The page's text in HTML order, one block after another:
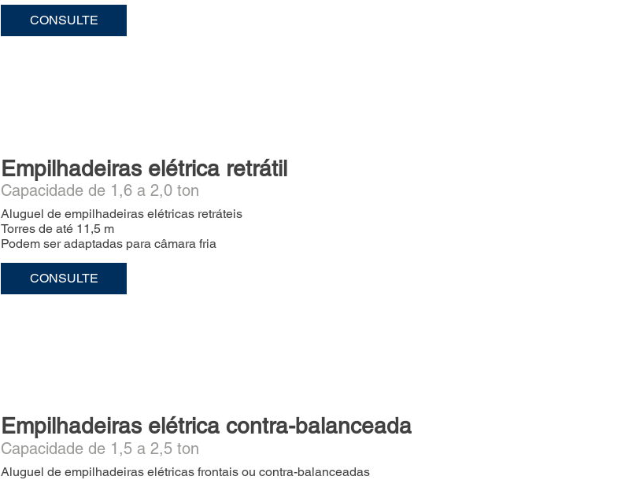
CONSULTE
Empilhadeiras elétrica retrátil
Capacidade de 1,6 a 2,0 ton
Aluguel de empilhadeiras elétricas retráteis
Torres de até 11,5 m
Podem ser adaptadas para câmara fria
CONSULTE
Empilhadeiras elétrica contra-balanceada
Capacidade de 1,5 a 2,5 ton
Aluguel de empilhadeiras elétricas frontais ou contra-balanceadas